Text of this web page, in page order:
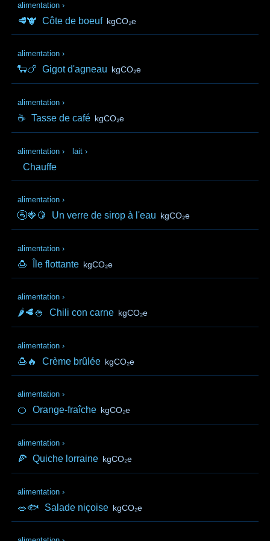
alimentation ›
🥩🐮 Côte de boeuf kgCO₂e
alimentation ›
🐑🍗 Gigot d'agneau kgCO₂e
alimentation ›
☕ Tasse de café kgCO₂e
alimentation › lait ›
Chauffe
alimentation ›
🚰🍓🍋 Un verre de sirop à l'eau kgCO₂e
alimentation ›
🍮 Île flottante kgCO₂e
alimentation ›
🌶️🥩🍚 Chili con carne kgCO₂e
alimentation ›
🍮🔥 Crème brûlée kgCO₂e
alimentation ›
🍊 Orange-fraîche kgCO₂e
alimentation ›
🍕 Quiche lorraine kgCO₂e
alimentation ›
🥗🐟 Salade niçoise kgCO₂e